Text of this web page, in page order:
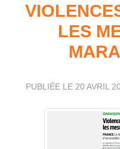
LES
PUBLIÉE LE 20 AVRIL